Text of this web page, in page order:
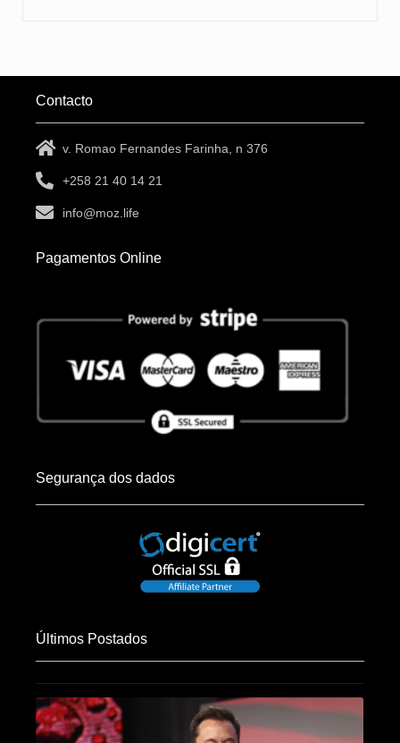
Contacto
v. Romao Fernandes Farinha, n 376
+258 21 40 14 21
info@moz.life
Pagamentos Online
Segurança dos dados
Últimos Postados